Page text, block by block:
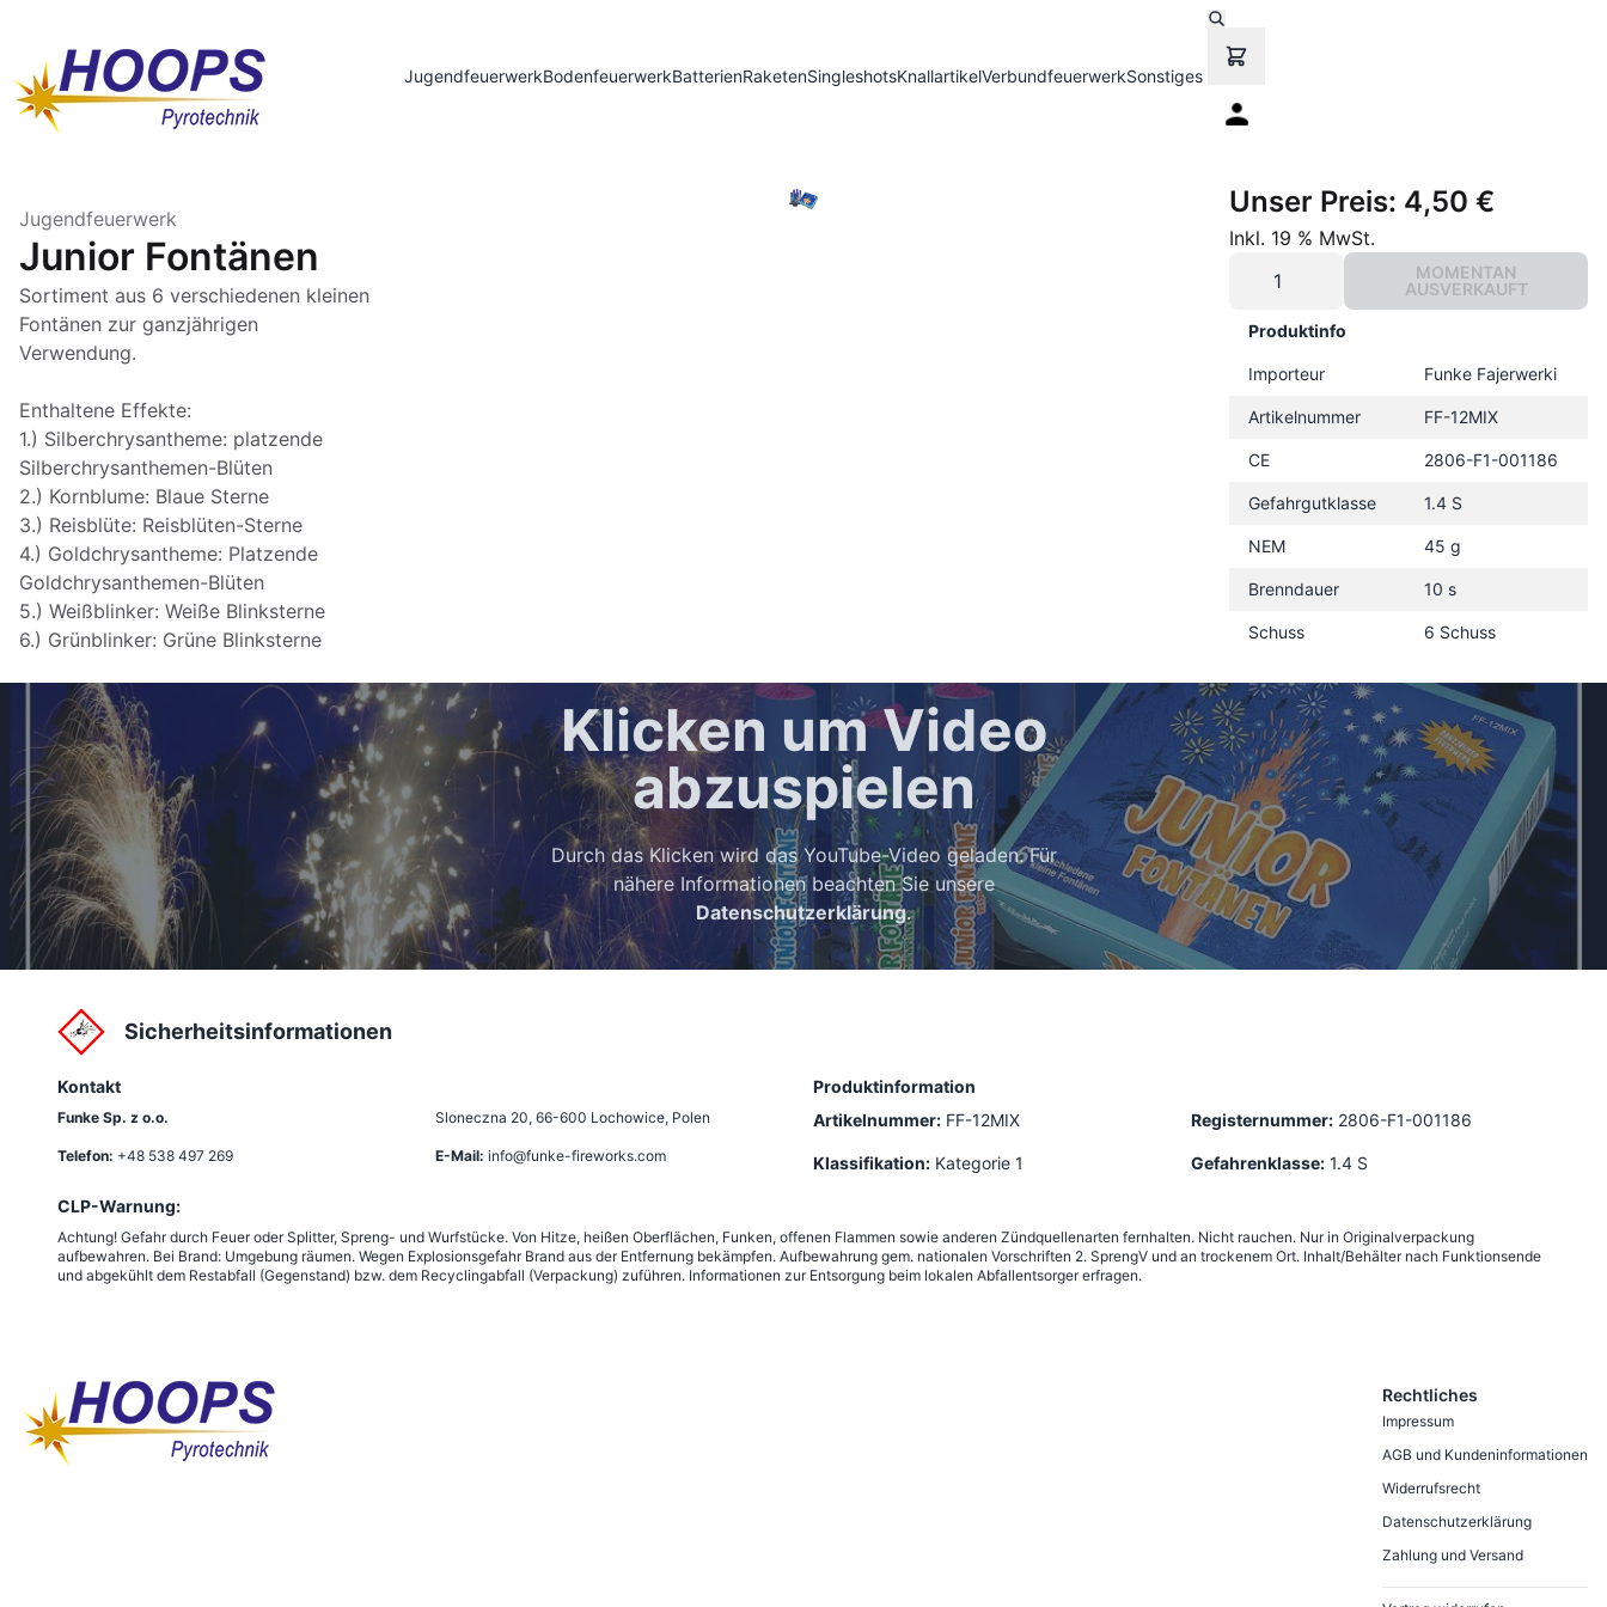
JugendfeuerwerkBodenfeuerwerkBatterienRaketenSingleshotsKnallartikelVerbundfeuerwerkSonstiges
Jugendfeuerwerk
Junior Fontänen
Sortiment aus 6 verschiedenen kleinen
Fontänen zur ganzjährigen
Verwendung.
Enthaltene Effekte:
1.) Silberchrysantheme: platzende
Silberchrysanthemen-Blüten
2.) Kornblume: Blaue Sterne
3.) Reisblüte: Reisblüten-Sterne
4.) Goldchrysantheme: Platzende
Goldchrysanthemen-Blüten
5.) Weißblinker: Weiße Blinksterne
6.) Grünblinker: Grüne Blinksterne
Unser Preis: 4,50 €
Inkl. 19 % MwSt.
MOMENTAN
AUSVERKAUFT
Produktinfo
Importeur Funke Fajerwerki
Artikelnummer FF-12MIX
CE 2806-F1-001186
Gefahrgutklasse 1.4 S
NEM 45 g
Brenndauer 10 s
Schuss 6 Schuss
Klicken um Video
abzuspielen
Durch das Klicken wird das YouTube-Video geladen. Für
nähere Informationen beachten Sie unsere
Datenschutzerklärung.
Sicherheitsinformationen
Kontakt
Funke Sp. z o.o. Sloneczna 20, 66-600 Lochowice, Polen
Telefon: +48 538 497 269 E-Mail: info@funke-fireworks.com
Produktinformation
Artikelnummer: FF-12MIX Registernummer: 2806-F1-001186
Klassifikation: Kategorie 1 Gefahrenklasse: 1.4 S
CLP-Warnung:
Achtung! Gefahr durch Feuer oder Splitter, Spreng- und Wurfstücke. Von Hitze, heißen Oberflächen, Funken, offenen Flammen sowie anderen Zündquellenarten fernhalten. Nicht rauchen. Nur in Originalverpackung
aufbewahren. Bei Brand: Umgebung räumen. Wegen Explosionsgefahr Brand aus der Entfernung bekämpfen. Aufbewahrung gem. nationalen Vorschriften 2. SprengV und an trockenem Ort. Inhalt/Behälter nach Funktionsende
und abgekühlt dem Restabfall (Gegenstand) bzw. dem Recyclingabfall (Verpackung) zuführen. Informationen zur Entsorgung beim lokalen Abfallentsorger erfragen.
Rechtliches
Impressum
AGB und Kundeninformationen
Widerrufsrecht
Datenschutzerklärung
Zahlung und Versand